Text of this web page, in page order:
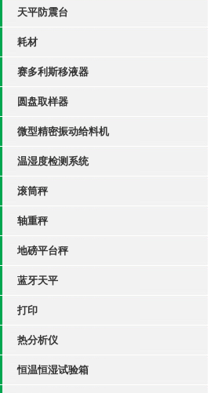
天平防震台
耗材
赛多利斯移液器
圆盘取样器
微型精密振动给料机
温湿度检测系统
滚筒秤
轴重秤
地磅平台秤
蓝牙天平
打印
热分析仪
恒温恒湿试验箱